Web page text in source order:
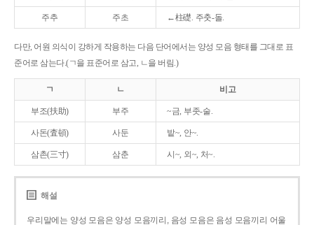
주추 주초 ←柱礎. 주춧-돌.
다만, 어원 의식이 강하게 작용하는 다음 단어에서는 양성 모음 형태를 그대로 표
준어로 삼는다.(ㄱ을 표준어로 삼고, ㄴ을 버림.)
ㄱ ㄴ 비고
부조(扶助) 부주 ~금, 부좃-술.
사돈(査頓) 사둔 밭~, 안~.
삼촌(三寸) 삼춘 시~, 외~, 처~.
해설
우리말에는 양성 모음은 양성 모음끼리, 음성 모음은 음성 모음끼리 어울